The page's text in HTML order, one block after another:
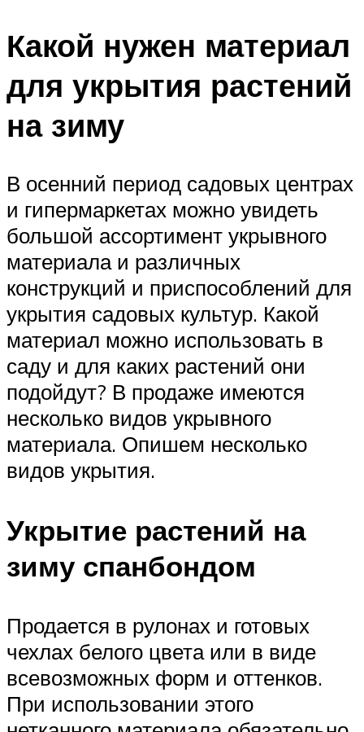
Какой нужен материал
для укрытия растений
на зиму
В осенний период садовых центрах
и гипермаркетах можно увидеть
большой ассортимент укрывного
материала и различных
конструкций и приспособлений для
укрытия садовых культур. Какой
материал можно использовать в
саду и для каких растений они
подойдут? В продаже имеются
несколько видов укрывного
материала. Опишем несколько
видов укрытия.
Укрытие растений на
зиму спанбондом
Продается в рулонах и готовых
чехлах белого цвета или в виде
всевозможных форм и оттенков.
При использовании этого